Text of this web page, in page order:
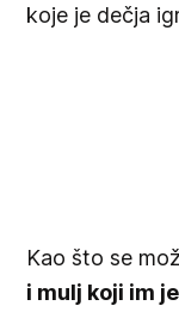
koje je dečja
Kao što se
i mulj koji im